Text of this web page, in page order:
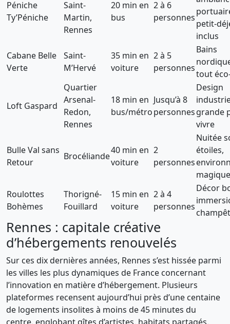
Péniche
Ty’Péniche
Saint-
Martin,
Rennes
20 min en
bus
2 à 6
personnes
petit-
inclus
Cabane Belle
Verte
Saint-
M’Hervé
35 min en
voiture
2 à 5
personnes
Bains
tout
Loft Gaspard
Quartier
Arsenal-
Redon,
Rennes
18 min en
bus/métro
Jusqu’à 8
personnes
Design
grande
vivre
Bulle Val sans
Retour
Brocéliande
40 min en
voiture
2
personnes
Nuitée
étoiles,
magique
Roulottes
Bohèmes
Thorigné-
Fouillard
15 min en
voiture
2 à 4
personnes
Décor
Rennes : capitale créative
d’hébergements renouvelés
Sur ces dix dernières années, Rennes s’est hissée parmi
les villes les plus dynamiques de France concernant
l’innovation en matière d’hébergement. Plusieurs
plateformes recensent aujourd’hui près d’une centaine
de logements insolites à moins de 45 minutes du